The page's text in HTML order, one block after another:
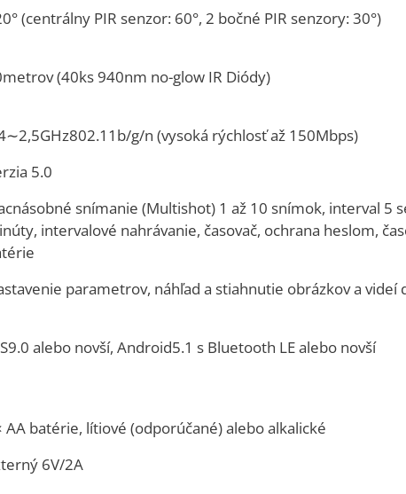
(centrálny PIR senzor: 60°, 2 bočné PIR senzory: 30°)
(40ks 940nm no-glow IR Diódy)
g/n (vysoká rýchlosť až 150Mbps)
5.0
snímanie (Multishot) 1 až 10 snímok, interval 5
intervalové nahrávanie, časovač, ochrana heslom,
parametrov, náhľad a stiahnutie obrázkov a videí
alebo novší, Android5.1 s Bluetooth LE alebo novší
AA batérie, lítiové (odporúčané) alebo alkalické
6V/2A